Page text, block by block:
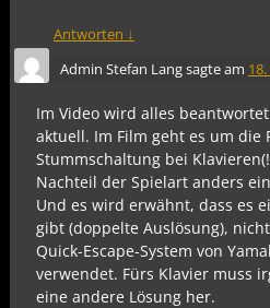
Antworten ↓
Admin Stefan Langsagte am
Im Video wird alles
aktuell. Im Film geht es um die
Stummschaltung bei
Nachteil der Spielart anders
Und es wird erwähnt, dass es
gibt (doppelte Auslösung),
Quick-Escape-System von
verwendet. Fürs Klavier muss
eine andere Lösung her.